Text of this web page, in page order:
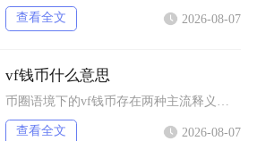
查看全文 2026-08-07
vf钱币什么意思
查看全文 2026-08-07